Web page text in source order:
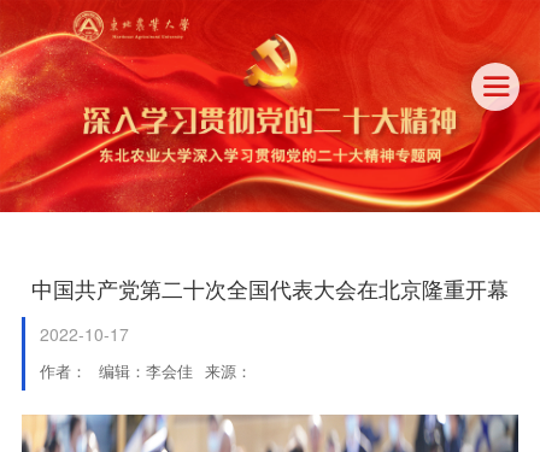

中国共产党第二十次全国代表大会在北京隆重开幕
2022-10-17
作者： 编辑：李会佳 来源：